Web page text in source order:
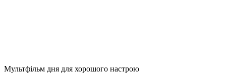
Мультфільм дня для хорошого настрою